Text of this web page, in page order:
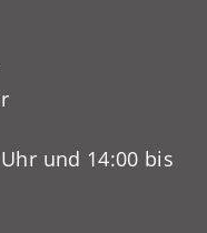
und 14:00 bis